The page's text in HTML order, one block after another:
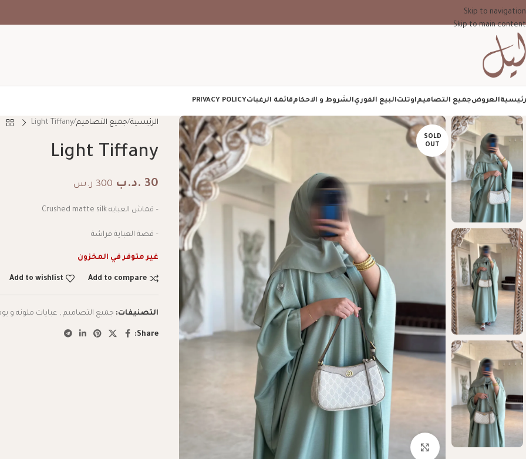
Skip to navigation
Skip to main content
العروضجميع التصاميماوتلتالبيع الفوريالشروط و الاحكامقائمة الرغباتPRIVACY POLICY
SOLD
OUT
Click to enlarge
الرئيسية جميع التصاميم Light Tiffany
Light Tiffany
30 .د.ب 300 ر.س
– قماش العبايه Crushed matte silk
– قصة العباية فراشة
غير متوفر في المخزون
Add to compare
Add to wishlist
التصنيفات: جميع التصاميم , عبايات ملونه و
Share: